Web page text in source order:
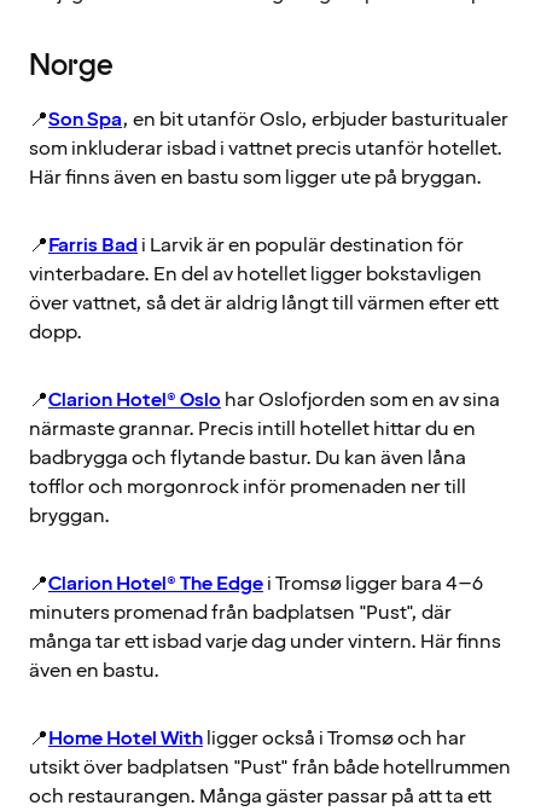
Norge
📍Son Spa, en bit utanför Oslo, erbjuder basturitualer
som inkluderar isbad i vattnet precis utanför hotellet.
Här finns även en bastu som ligger ute på bryggan.
📍Farris Bad i Larvik är en populär destination för
vinterbadare. En del av hotellet ligger bokstavligen
över vattnet, så det är aldrig långt till värmen efter ett
dopp.
📍Clarion Hotel® Oslo har Oslofjorden som en av sina
närmaste grannar. Precis intill hotellet hittar du en
badbrygga och flytande bastur. Du kan även låna
tofflor och morgonrock inför promenaden ner till
bryggan.
📍Clarion Hotel® The Edgei Tromsø ligger bara 4–6
minuters promenad från badplatsen "Pust", där
många tar ett isbad varje dag under vintern. Här finns
även en bastu.
📍Home Hotel Withligger också i Tromsø och har
utsikt över badplatsen "Pust" från både hotellrummen
och restaurangen. Många gäster passar på att ta ett